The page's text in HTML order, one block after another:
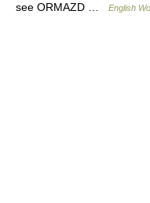
see ORMAZD …
English